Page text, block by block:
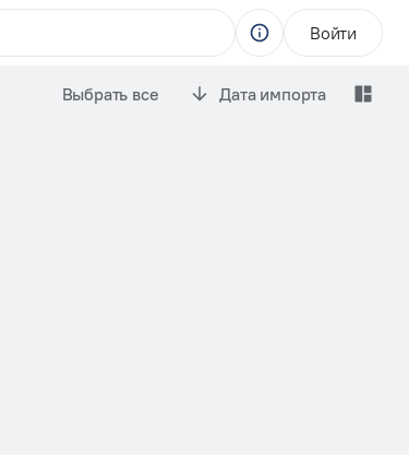
Войти
Выбрать все Дата импорта